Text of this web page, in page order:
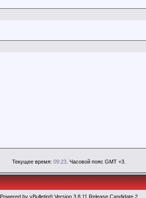
Текущее время: 09:23 . Часовой пояс GMT +3.
Powered by vBulletin® Version 3.8.11 Release Candidate 2